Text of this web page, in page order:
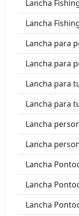
Lancha
Lancha
Lancha para
Lancha para
Lancha para
Lancha para
Lancha
Lancha
Lancha
Lancha
Lancha